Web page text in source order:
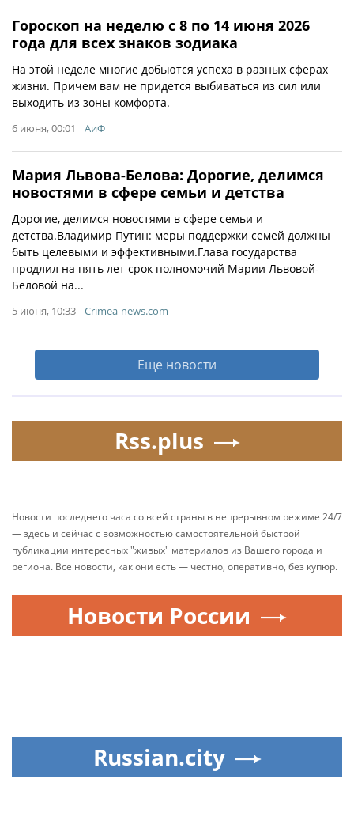
Гороскоп на неделю с 8 по 14 июня 2026
года для всех знаков зодиака
На этой неделе многие добьются успеха в разных сферах
жизни. Причем вам не придется выбиваться из сил или
выходить из зоны комфорта.
6 июня, 00:01 АиФ
Мария Львова-Белова: Дорогие, делимся
новостями в сфере семьи и детства
Дорогие, делимся новостями в сфере семьи и
детства.Владимир Путин: меры поддержки семей должны
быть целевыми и эффективными.Глава государства
продлил на пять лет срок полномочий Марии Львовой-
Беловой на...
5 июня, 10:33 Crimea-news.com
Еще новости
Rss.plus
Новости последнего часа со всей страны в непрерывном режиме 24/7
— здесь и сейчас с возможностью самостоятельной быстрой
публикации интересных "живых" материалов из Вашего города и
региона. Все новости, как они есть — честно, оперативно, без купюр.
Новости России
Russian.city